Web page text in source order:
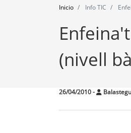
Inicio Info TIC
(nivell
26/04/2010-